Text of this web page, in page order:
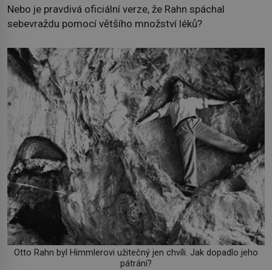
Nebo je pravdivá oficiální verze, že Rahn spáchal
sebevraždu pomocí většího množství léků?
Otto Rahn byl Himmlerovi užitečný jen chvíli. Jak dopadlo jeho
pátrání?